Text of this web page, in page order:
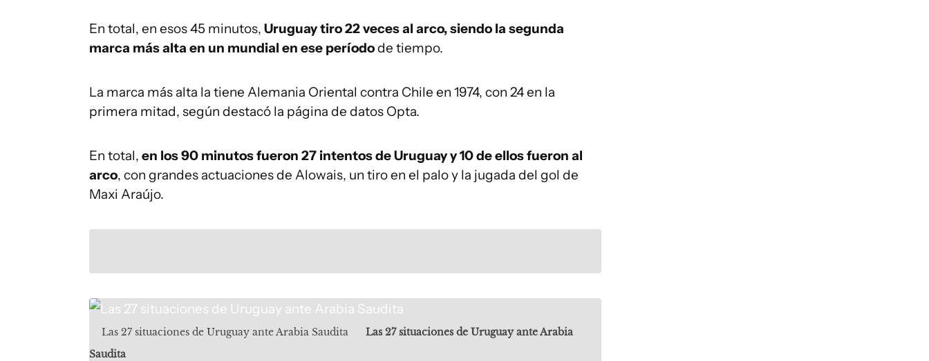
En total, en esos 45 minutos, Uruguay tiro 22 veces al arco, siendo la segunda
marca más alta en un mundial en ese períodode tiempo.
La marca más alta la tiene Alemania Oriental contra Chile en 1974, con 24 en la
primera mitad, según destacó la página de datos Opta.
En total, en los 90 minutos fueron 27 intentos de Uruguay y 10 de ellos fueron al
arco, con grandes actuaciones de Alowais, un tiro en el palo y la jugada del gol de
Maxi Araújo.
Las 27 situaciones de Uruguay ante Arabia Saudita
Las 27 situaciones de Uruguay ante Arabia
Saudita